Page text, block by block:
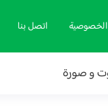
اتصل بنا
و صورة